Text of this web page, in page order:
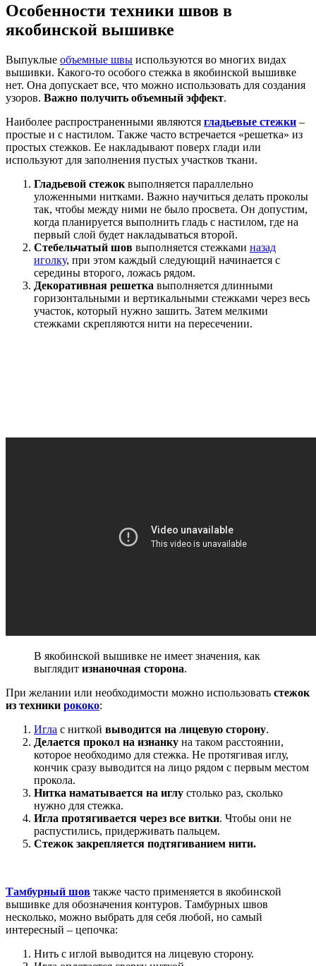
Особенности техники швов в
якобинской вышивке
Выпуклые объемные швы используются во многих видах
вышивки. Какого-то особого стежка в якобинской вышивке
нет. Она допускает все, что можно использовать для создания
узоров. Важно получить объемный эффект.
Наиболее распространенными являются гладьевые стежки –
простые и с настилом. Также часто встречается «решетка» из
простых стежков. Ее накладывают поверх глади или
используют для заполнения пустых участков ткани.
Гладьевой стежок выполняется параллельно
уложенными нитками. Важно научиться делать проколы
так, чтобы между ними не было просвета. Он допустим,
когда планируется выполнить гладь с настилом, где на
первый слой будет накладываться второй.
Стебельчатый шов выполняется стежками назад
иголку, при этом каждый следующий начинается с
середины второго, ложась рядом.
Декоративная решетка выполняется длинными
горизонтальными и вертикальными стежками через весь
участок, который нужно зашить. Затем мелкими
стежками скрепляются нити на пересечении.
В якобинской вышивке не имеет значения, как
выглядит изнаночная сторона.
При желании или необходимости можно использовать стежок
из техники рококо:
Игла с ниткой выводится на лицевую сторону.
Делается прокол на изнанку на таком расстоянии,
которое необходимо для стежка. Не протягивая иглу,
кончик сразу выводится на лицо рядом с первым местом
прокола.
Нитка наматывается на иглу столько раз, сколько
нужно для стежка.
Игла протягивается через все витки. Чтобы они не
распустились, придерживать пальцем.
Стежок закрепляется подтягиванием нити.
Тамбурный шов также часто применяется в якобинской
вышивке для обозначения контуров. Тамбурных швов
несколько, можно выбрать для себя любой, но самый
интересный – цепочка:
Нить с иглой выводится на лицевую сторону.